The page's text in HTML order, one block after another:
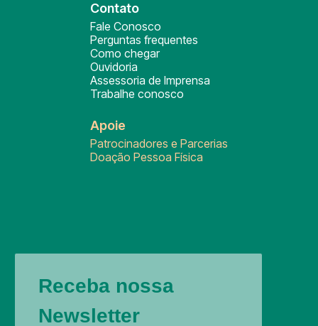
Contato
Fale Conosco
Perguntas frequentes
Como chegar
Ouvidoria
Assessoria de Imprensa
Trabalhe conosco
Apoie
Patrocinadores e Parcerias
Doação Pessoa Física